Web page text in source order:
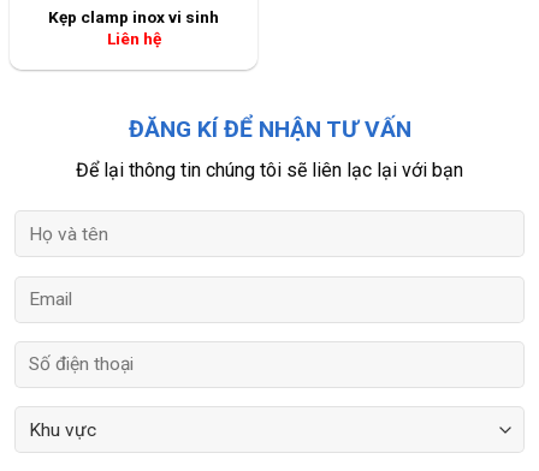
Kẹp clamp inox vi sinh
Liên hệ
ĐĂNG KÍ ĐỂ NHẬN TƯ VẤN
Để lại thông tin chúng tôi sẽ liên lạc lại với bạn